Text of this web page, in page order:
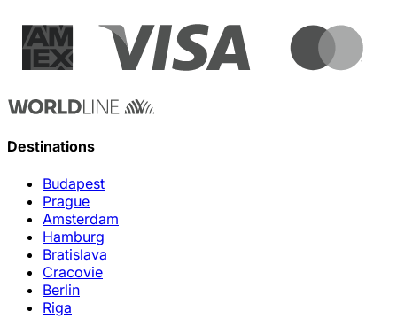
Destinations
Budapest
Prague
Amsterdam
Hamburg
Bratislava
Cracovie
Berlin
Riga